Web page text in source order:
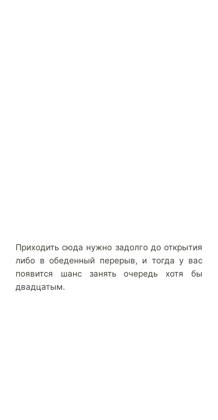
Приходить сюда нужно задолго до открытия
либо в обеденный перерыв, и тогда у вас
появится шанс занять очередь хотя бы
двадцатым.